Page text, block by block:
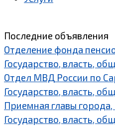
Последние объявления
Отделение фонда
Государство, власть,
Отдел МВД России по
Государство, власть,
Приемная главы
Государство, власть,